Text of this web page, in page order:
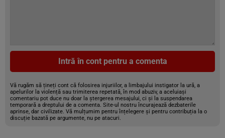
Intră în cont pentru a comenta
Vă rugăm să țineți cont că folosirea injuriilor, a limbajului instigator la ură, a
apelurilor la violență sau trimiterea repetată, în mod abuziv, a aceluiași
comentariu pot duce nu doar la ștergerea mesajului, ci și la suspendarea
temporară a dreptului de a comenta. Site-ul nostru încurajează dezbaterile
aprinse, dar civilizate. Vă mulțumim pentru înțelegere și pentru contribuția la o
discuție bazată pe argumente, nu pe atacuri.